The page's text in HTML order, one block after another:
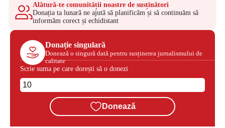
Alătură-te comunității noastre de susținători
Donația ta lunară ne ajută să planificăm și să continuăm să
informăm corect și echidistant
Donație singulară
Donează o singură dată pentru susținerea jurnalismului de
calitate
Scrie suma pe care dorești să o donezi
Donează